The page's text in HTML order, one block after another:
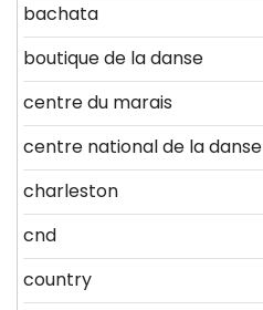
bachata
boutique de la danse
centre du marais
centre national de la danse
charleston
cnd
country